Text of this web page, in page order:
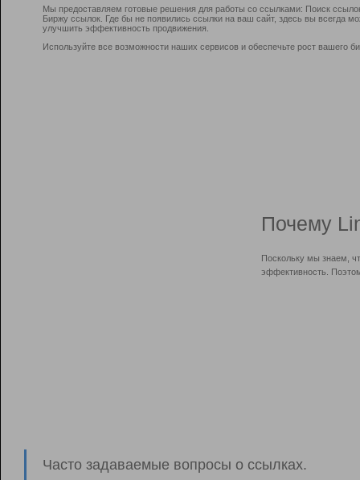
Мы предоставляем готовые решения для работы со ссылками: Поиск
Биржу ссылок. Где бы не появились ссылки на ваш сайт, здесь вы всегда
улучшить эффективность продвижения.
Используйте все возможности наших сервисов и обеспечьте рост вашего
Почему
Поскольку мы знаем,
эффективность.
Часто задаваемые вопросы о ссылках.